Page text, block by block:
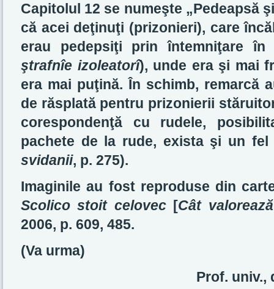
Capitolul 12 se numeşte „Pedeapsă
că acei deţinuţi (prizonieri), care
erau pedepsiţi prin întemniţare
ştrafnîe izoleatorî), unde era şi mai
era mai puţină. În schimb, remarcă
de răsplată pentru prizonierii
corespondenţă cu rudele,
pachete de la rude, exista şi un
svidanii, p. 275).
Imaginile au fost reproduse din
Scolico stoit celovec[Cât
2006, p. 609, 485.
(Va urma)
Prof. univ.,